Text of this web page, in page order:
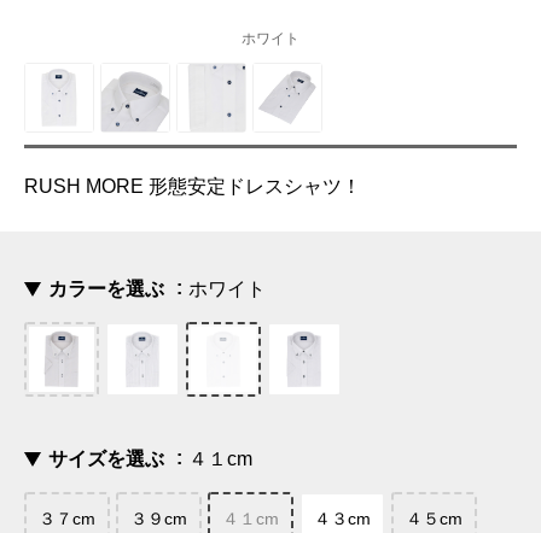
ホワイト
RUSH MORE 形態安定ドレスシャツ！
カラーを選ぶ ホワイト
サイズを選ぶ ４１cm
３７cm ３９cm ４１cm ４３cm ４５cm